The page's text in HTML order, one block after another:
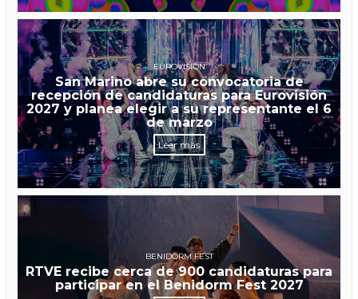
EUROVISIÓN
San Marino abre su convocatoria de
recepción de candidaturas para Eurovisión
2027 y planea elegir a su representante el 6
de marzo
Leer más
BENIDORM FEST
RTVE recibe cerca de 900 candidaturas para
participar en el Benidorm Fest 2027